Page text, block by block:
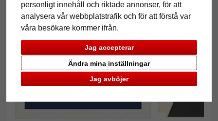
personligt innehåll och riktade annonser, för att
analysera vår webbplatstrafik och för att förstå var
våra besökare kommer ifrån.
Jag accepterar
Jag avböjer
Ändra mina inställningar